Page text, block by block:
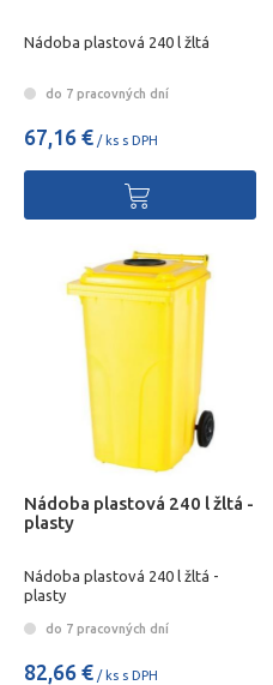
Nádoba plastová 240 l žltá
do 7 pracovných dní
67,16 € / ks s DPH
Nádoba plastová 240 l žltá -
plasty
Nádoba plastová 240 l žltá -
plasty
do 7 pracovných dní
82,66 € / ks s DPH